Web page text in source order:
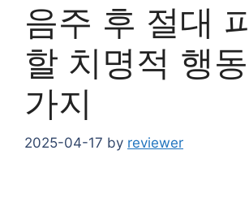
음주 후 절대
할 치명적 행
가지
2025-04-17 by reviewer